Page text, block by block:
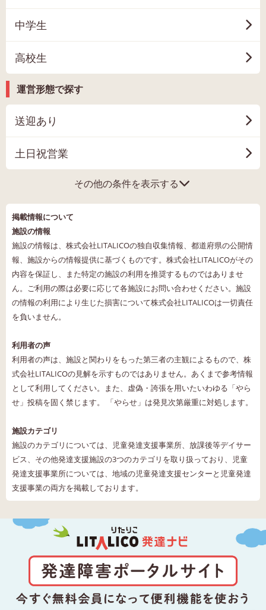
中学生
高校生
運営形態で探す
送迎あり
土日祝営業
その他の条件を表示する
掲載情報について
施設の情報
施設の情報は、株式会社LITALICOの独自収集情報、都道府県の公開情
報、施設からの情報提供に基づくものです。株式会社LITALICOがその
内容を保証し、また特定の施設の利用を推奨するものではありませ
ん。ご利用の際は必要に応じて各施設にお問い合わせください。施設
の情報の利用により生じた損害について株式会社LITALICOは一切責任
を負いません。
利用者の声
利用者の声は、施設と関わりをもった第三者の主観によるもので、株
式会社LITALICOの見解を示すものではありません。あくまで参考情報
として利用してください。また、虚偽・誇張を用いたいわゆる「やら
せ」投稿を固く禁じます。 「やらせ」は発見次第厳重に対処します。
施設カテゴリ
施設のカテゴリについては、児童発達支援事業所、放課後等デイサー
ビス、その他発達支援施設の3つのカテゴリを取り扱っており、児童
発達支援事業所については、地域の児童発達支援センターと児童発達
支援事業の両方を掲載しております。